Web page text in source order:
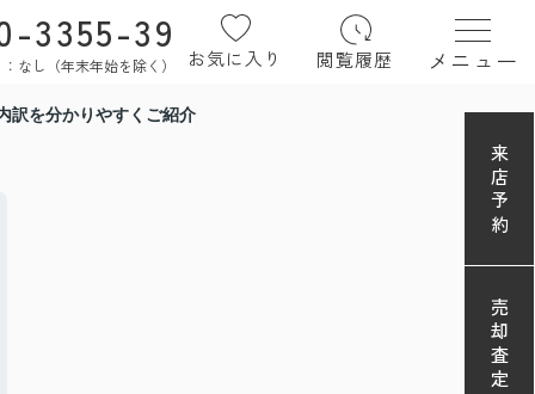
3355-39
なし（年末年始を除く） お気に入り 閲覧履歴 メニュー
訳を分かりやすくご紹介
来店予約
売却査定